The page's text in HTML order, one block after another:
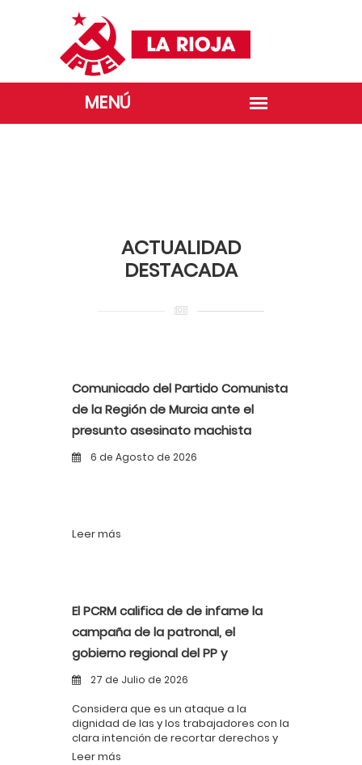
ACTUALIDAD
DESTACADA
Comunicado del Partido Comunista
de la Región de Murcia ante el
presunto asesinato machista
ocurrido en Murcia
6 de Agosto de 2026
Leer más
El PCRM califica de de infame la
campaña de la patronal, el
gobierno regional del PP y
determinados estamentos sobre el
27 de Julio de 2026
Considera que es un ataque a la
dignidad de las y los trabajadores con la
clara intención de recortar derechos y
aumentar la explotación
Leer más